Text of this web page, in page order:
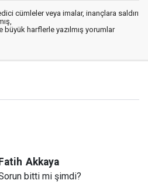
cümleler veya imalar, inançlara saldırı
büyük harflerle yazılmış yorumlar
Akkaya
bitti mi şimdi?